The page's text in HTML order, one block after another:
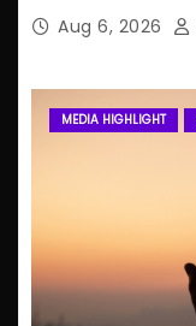
Aug 6, 2026
MEDIA HIGHLIGHT